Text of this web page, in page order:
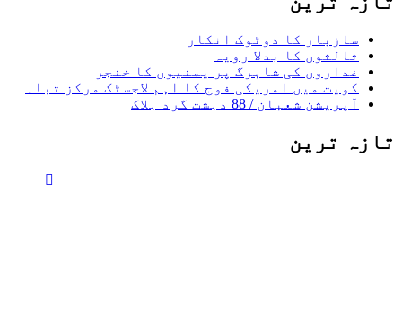
سازباز کا دوٹوک انکار
ثالثوں کا بدلا رویہ
غداروں کی شاہرگ پر یمنیوں کا خنجر
کویت میں امریکی فوج کا اہم لاجسٹک مرکز تباہ
آپریشن شعبان / 88 دہشت گرد ہلاک
تازہ ترین